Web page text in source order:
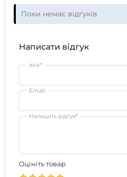
Поки немає відгуків
Написати відгук
Ім'я*
Email
Напишіть відгук*
Оцініть товар